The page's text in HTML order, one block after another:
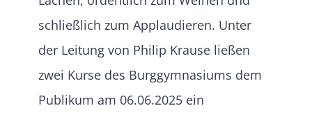
schließlich zum Applaudieren. Unter
der Leitung von Philip Krause ließen
zwei Kurse des Burggymnasiums dem
Publikum am 06.06.2025 ein